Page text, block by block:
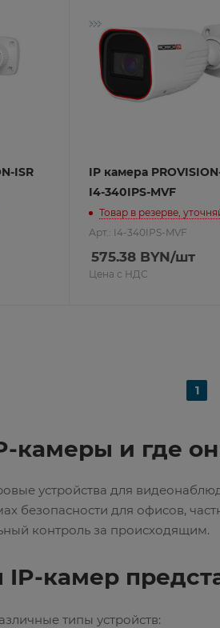
ISR
IP камера
I4-340IPS-MVF
Товар в резерве,
Арт.: I4-340IPS-MVF
575.38BYN/шт
Цена с НДС
1
камеры и где
устройства для
безопасности для офисов,
контроль за происходящим.
камер
типы устройств: